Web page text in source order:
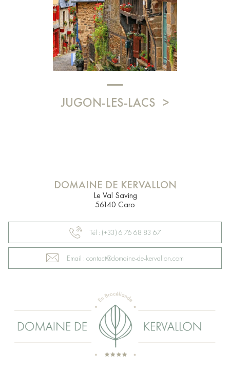
JUGON-LES-LACS
DOMAINE DE KERVALLON
Le Val Saving
56140 Caro
Tél : (+33) 6 76 68 83 67
Email : contact@domaine-de-kervallon.com